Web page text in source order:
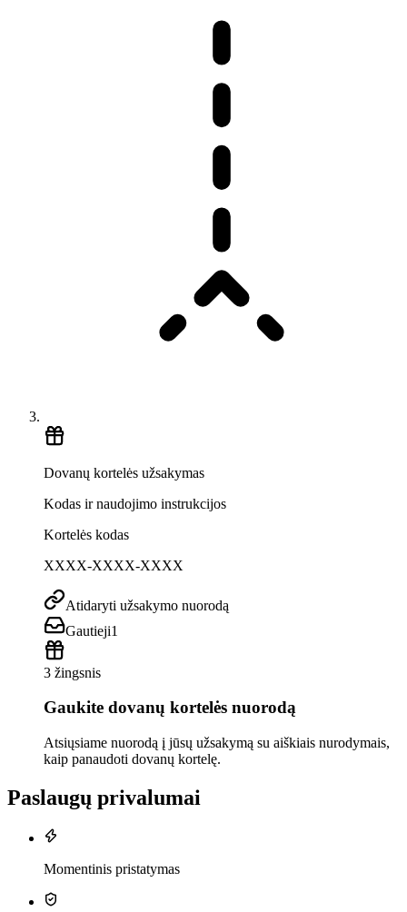
Dovanų kortelės užsakymas
Kodas ir naudojimo instrukcijos
Kortelės kodas
XXXX-XXXX-XXXX
Atidaryti užsakymo nuorodą
Gautieji1
3 žingsnis
Gaukite dovanų kortelės nuorodą
Atsiųsiame nuorodą į jūsų užsakymą su aiškiais nurodymais,
kaip panaudoti dovanų kortelę.
Paslaugų privalumai
Momentinis pristatymas